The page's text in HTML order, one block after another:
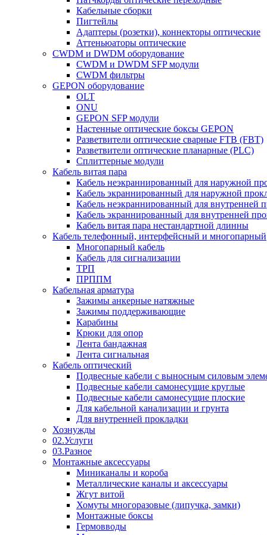
Кабельные сборки
Пигтейлы
Адаптеры (розетки), коннекторы оптические
Аттеньюаторы оптические
CWDM и DWDM оборудование
CWDM и DWDM SFP модули
CWDM фильтры
GEPON оборудование
OLT
ONU
GEPON SFP модули
Настенные оптические боксы GEPON
Разветвители оптические сварные FTB (FBT)
Разветвители оптические планарные (PLC)
Сплиттерные модули
Кабель витая пара
Кабель неэкраннированный для наружной
Кабель экраннированный для наружной
Кабель неэкраннированный для внутренней
Кабель экраннированный для внутренней
Кабель витая пара нестандартной длинны
Кабель телефонный, интерфейсный и многопарный
Многопарный кабель
Кабель для сигнализации
ТРП
ПРППМ
Кабельная арматура
Зажимы анкерные натяжные
Зажимы поддерживающие
Карабины
Крюки для опор
Лента бандажная
Лента сигнальная
Кабель оптический
Подвесные кабели с выносным силовым
Подвесные кабели самонесущие круглые
Подвесные кабели самонесущие плоские
Для кабельной канализации и грунта
Для внутренней прокладки
Хознужды
02.Услуги
03.Разное
Монтажные аксессуары
Миниканалы и короба
Металлические каналы и аксессуары
Жгут витой
Хомуты многоразовые (липучка, замки)
Монтажные боксы
Гермовводы